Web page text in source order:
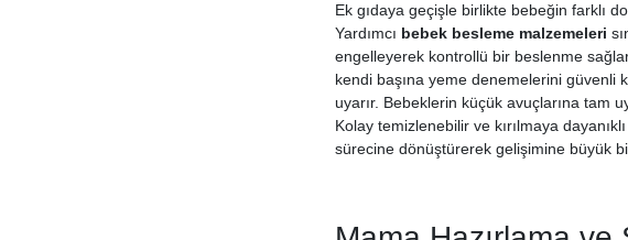
Ek gıdaya geçişle birlikte bebeğin farklı
Yardımcı bebek besleme malzemeleri
engelleyerek kontrollü bir beslenme
kendi başına yeme denemelerini güvenli
uyarır. Bebeklerin küçük avuçlarına tam
Kolay temizlenebilir ve kırılmaya
sürecine dönüştürerek gelişimine büyük